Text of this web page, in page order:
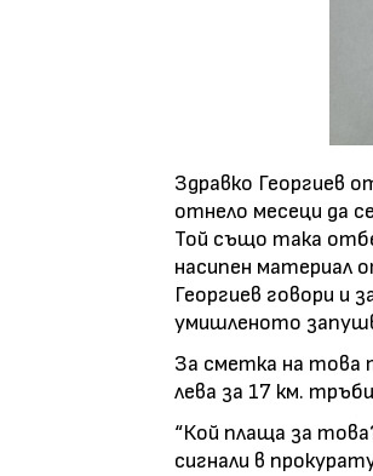
Здравко Георгиев
отнело месеци да
Той също така
насипен материал
Георгиев говори и
умишленото
За сметка на това
лева за 17 км.
“Кой плаща за
сигнали в